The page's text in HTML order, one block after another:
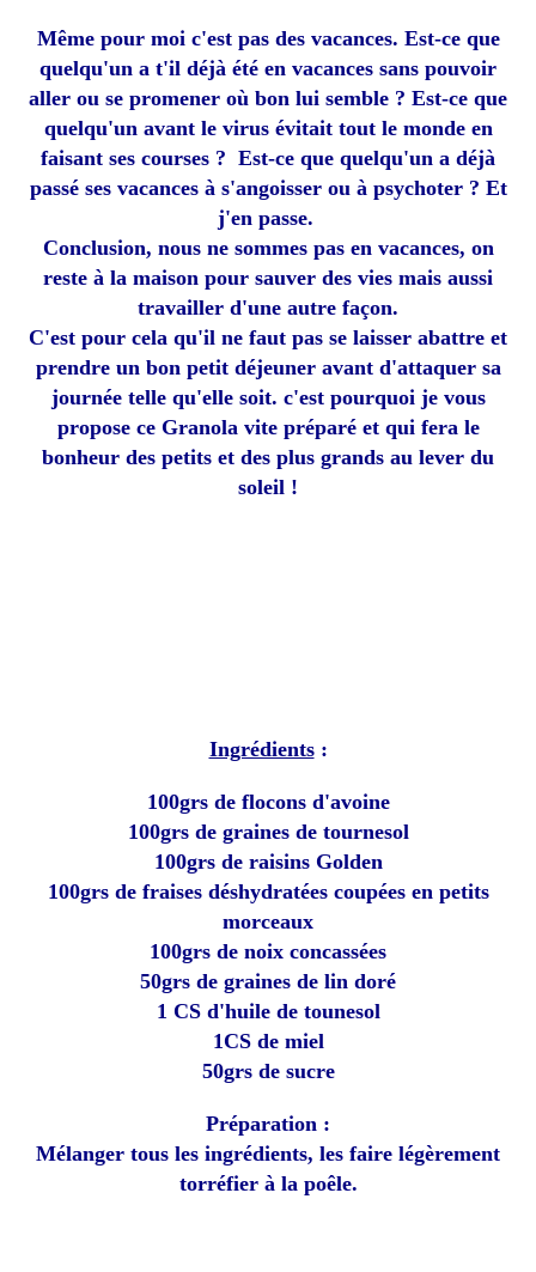
Même pour moi c'est pas des vacances. Est-ce que
quelqu'un a t'il déjà été en vacances sans pouvoir
aller ou se promener où bon lui semble ? Est-ce que
quelqu'un avant le virus évitait tout le monde en
faisant ses courses ? Est-ce que quelqu'un a déjà
passé ses vacances à s'angoisser ou à psychoter ? Et
j'en passe.
Conclusion, nous ne sommes pas en vacances, on
reste à la maison pour sauver des vies mais aussi
travailler d'une autre façon.
C'est pour cela qu'il ne faut pas se laisser abattre et
prendre un bon petit déjeuner avant d'attaquer sa
journée telle qu'elle soit. c'est pourquoi je vous
propose ce Granola vite préparé et qui fera le
bonheur des petits et des plus grands au lever du
soleil !
Ingrédients:
100grs de flocons d'avoine
100grs de graines de tournesol
100grs de raisins Golden
100grs de fraises déshydratées coupées en petits
morceaux
100grs de noix concassées
50grs de graines de lin doré
1 CS d'huile de tounesol
1CS de miel
50grs de sucre
Préparation :
Mélanger tous les ingrédients, les faire légèrement
torréfier à la poêle.